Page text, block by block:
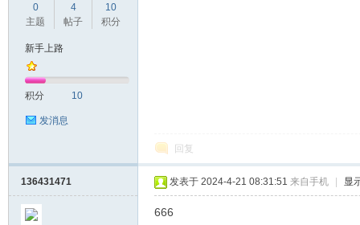
0
主题
4
帖子
10
积分
新手上路
积分 10
发消息
回复
136431471 发表于 2024-4-21 08:31:51 来自手机 显
666